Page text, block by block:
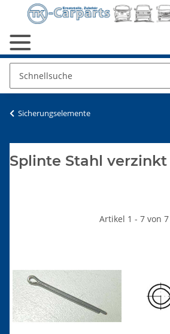
Sicherungselemente
Splinte Stahl verzinkt
Artikel 1 - 7 von 7